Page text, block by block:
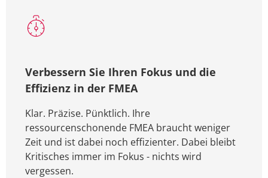
Verbessern Sie Ihren Fokus und die
Effizienz in der FMEA
Klar. Präzise. Pünktlich. Ihre
ressourcenschonende FMEA braucht weniger
Zeit und ist dabei noch effizienter. Dabei bleibt
Kritisches immer im Fokus - nichts wird
vergessen.